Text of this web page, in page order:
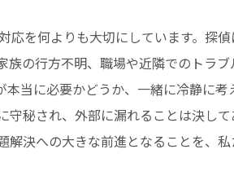
を何よりも大切にしています。探
の行方不明、職場や近隣でのトラ
当に必要かどうか、一緒に冷静に
秘され、外部に漏れることは決し
決への大きな前進となることを、私